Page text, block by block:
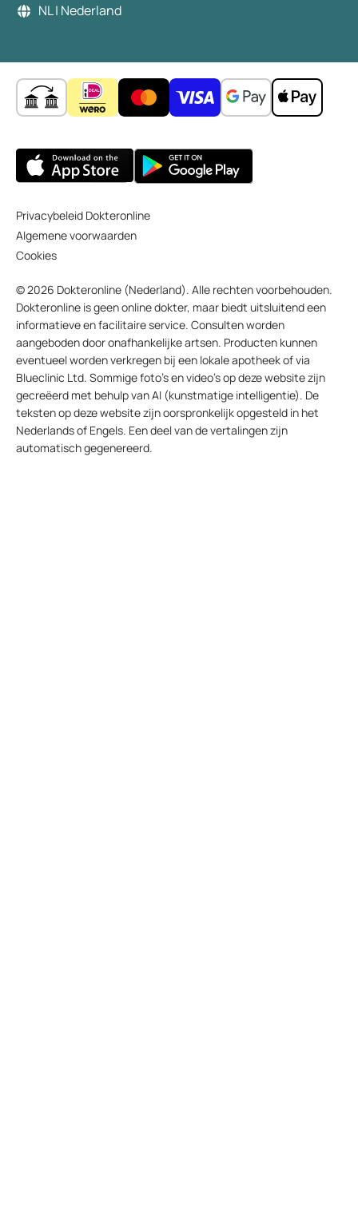
NL | Nederland
Privacybeleid Dokteronline
Algemene voorwaarden
Cookies
© 2026 Dokteronline (Nederland). Alle rechten voorbehouden.
Dokteronline is geen online dokter, maar biedt uitsluitend een
informatieve en facilitaire service. Consulten worden
aangeboden door onafhankelijke artsen. Producten kunnen
eventueel worden verkregen bij een lokale apotheek of via
Blueclinic Ltd. Sommige foto’s en video’s op deze website zijn
gecreëerd met behulp van AI (kunstmatige intelligentie). De
teksten op deze website zijn oorspronkelijk opgesteld in het
Nederlands of Engels. Een deel van de vertalingen zijn
automatisch gegenereerd.